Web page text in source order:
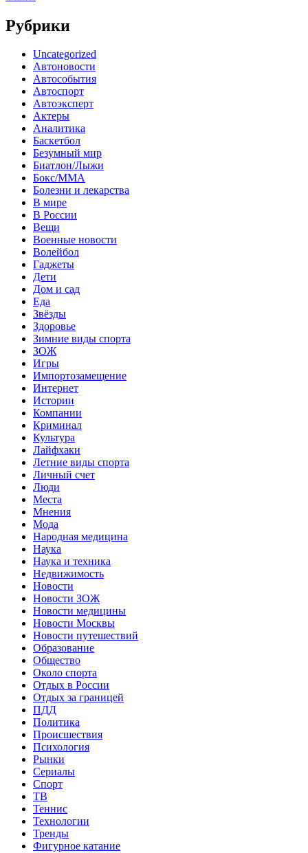
Рубрики
Uncategorized
Автоновости
Автособытия
Автоспорт
Автоэксперт
Актеры
Аналитика
Баскетбол
Безумный мир
Биатлон/Лыжи
Бокс/MMA
Болезни и лекарства
В мире
В России
Вещи
Военные новости
Волейбол
Гаджеты
Дети
Дом и сад
Еда
Звёзды
Здоровье
Зимние виды спорта
ЗОЖ
Игры
Импортозамещение
Интернет
Истории
Компании
Криминал
Культура
Лайфхаки
Летние виды спорта
Личный счет
Люди
Места
Мнения
Мода
Народная медицина
Наука
Наука и техника
Недвижимость
Новости
Новости ЗОЖ
Новости медицины
Новости Москвы
Новости путешествий
Образование
Общество
Около спорта
Отдых в России
Отдых за границей
ПДД
Политика
Происшествия
Психология
Рынки
Сериалы
Спорт
ТВ
Теннис
Технологии
Тренды
Фигурное катание